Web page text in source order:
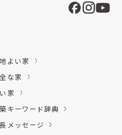
よい家
な家
家
キーワード辞典
メッセージ